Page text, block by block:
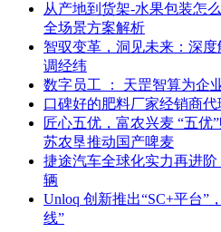
从产地到货架-水果包装怎
全场景方案解析
智驭变革，洞见未来：深
调经纬
数字员工 ： 天罡智算为企
口碑好的肥料厂家经销商
匠心五优，富农兴麦 “五优
苏农垦推动国产啤麦
捷途汽车全球化实力再进
辆
Unloq 创新推出“SC+平台”
线”